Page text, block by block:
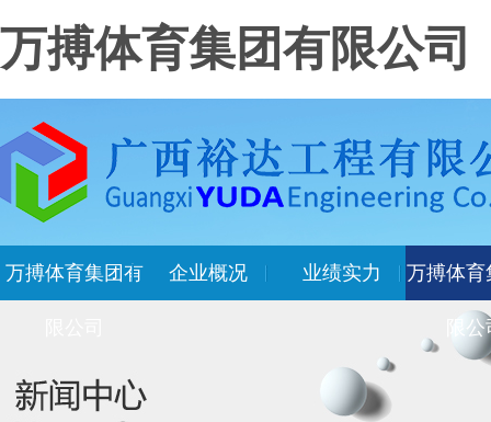
万搏体育集团有限公司
万搏体育集团有 企业概况 业绩实力 万搏体育
限